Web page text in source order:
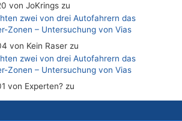
von JoKrings zu
zwei von drei Autofahrern das
Zonen – Untersuchung von Vias
von Kein Raser zu
zwei von drei Autofahrern das
Zonen – Untersuchung von Vias
von Experten? zu
zwei von drei Autofahrern das
Zonen – Untersuchung von Vias